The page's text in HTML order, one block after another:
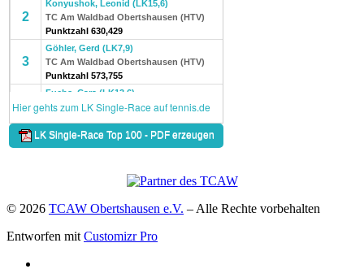
© 2026 TCAW Obertshausen e.V. – Alle Rechte vorbehalten
Entworfen mit Customizr Pro